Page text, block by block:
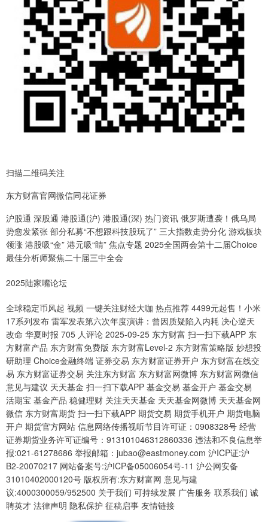
扫描二维码关注
东方财富官网微信同花证券
沪股通 深股通 港股通(沪) 港股通(深) 热门资讯 俄罗斯遭袭！俄乌局
势愈发紧张 部分私募“不想跟科技股玩了” 三大指数走势分化 游戏板块
领涨 港股吸“金” 港元吸“睛” 焦点专题 2025全国两会第十二届Choice
最佳分析师聚焦二十届三中全会
2025陆家嘴论坛
全球稳定币风起 视频 一键关注财经大咖 热点推荐 4499元起售！小米
17系列发布 雷军发表第六次年度演讲：曾因质疑陷入内耗 决心逆天
改命 华夏时报 705 人评论 2025-09-25 东方财富 扫一扫下载APP 东
方财富产品 东方财富免费版 东方财富Level-2 东方财富策略版 妙想投
研助理 Choice金融终端 证券交易 东方财富证券开户 东方财富在线交
易 东方财富证券交易 关注东方财富 东方财富网微博 东方财富网微信
意见与建议 天天基金 扫一扫下载APP 基金交易 基金开户 基金交易
活期宝 基金产品 稳健理财 关注天天基金 天天基金网微博 天天基金网
微信 东方财富期货 扫一扫下载APP 期货交易 期货手机开户 期货电脑
开户 期货官方网站 信息网络传播视听节目许可证：0908328号 经营
证券期货业务许可证编号：913101046312860336 违法和不良信息举
报:021-61278686 举报邮箱：jubao@eastmoney.com 沪ICP证:沪
B2-20070217 网站备案号:沪ICP备05006054号-11 沪公网安备
31010402000120号 版权所有:东方财富网 意见与建
议:4000300059/952500 关于我们 可持续发展 广告服务 联系我们 诚
聘英才 法律声明 隐私保护 征稿启事 友情链接